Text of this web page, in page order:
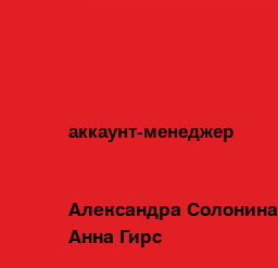
аккаунт-менеджер
Александра Солонина
Анна Гирс